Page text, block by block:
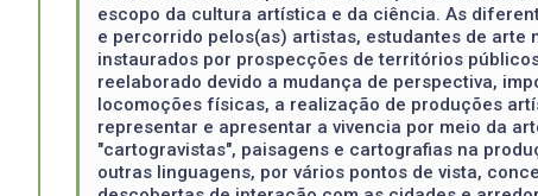
escopo da cultura artística e da ciência. As
e percorrido pelos(as) artistas, estudantes de arte
instaurados por prospecções de territórios
reelaborado devido a mudança de perspectiva,
locomoções físicas, a realização de produções
representar e apresentar a vivencia por meio da
"cartogravistas", paisagens e cartografias na
outras linguagens, por vários pontos de vista,